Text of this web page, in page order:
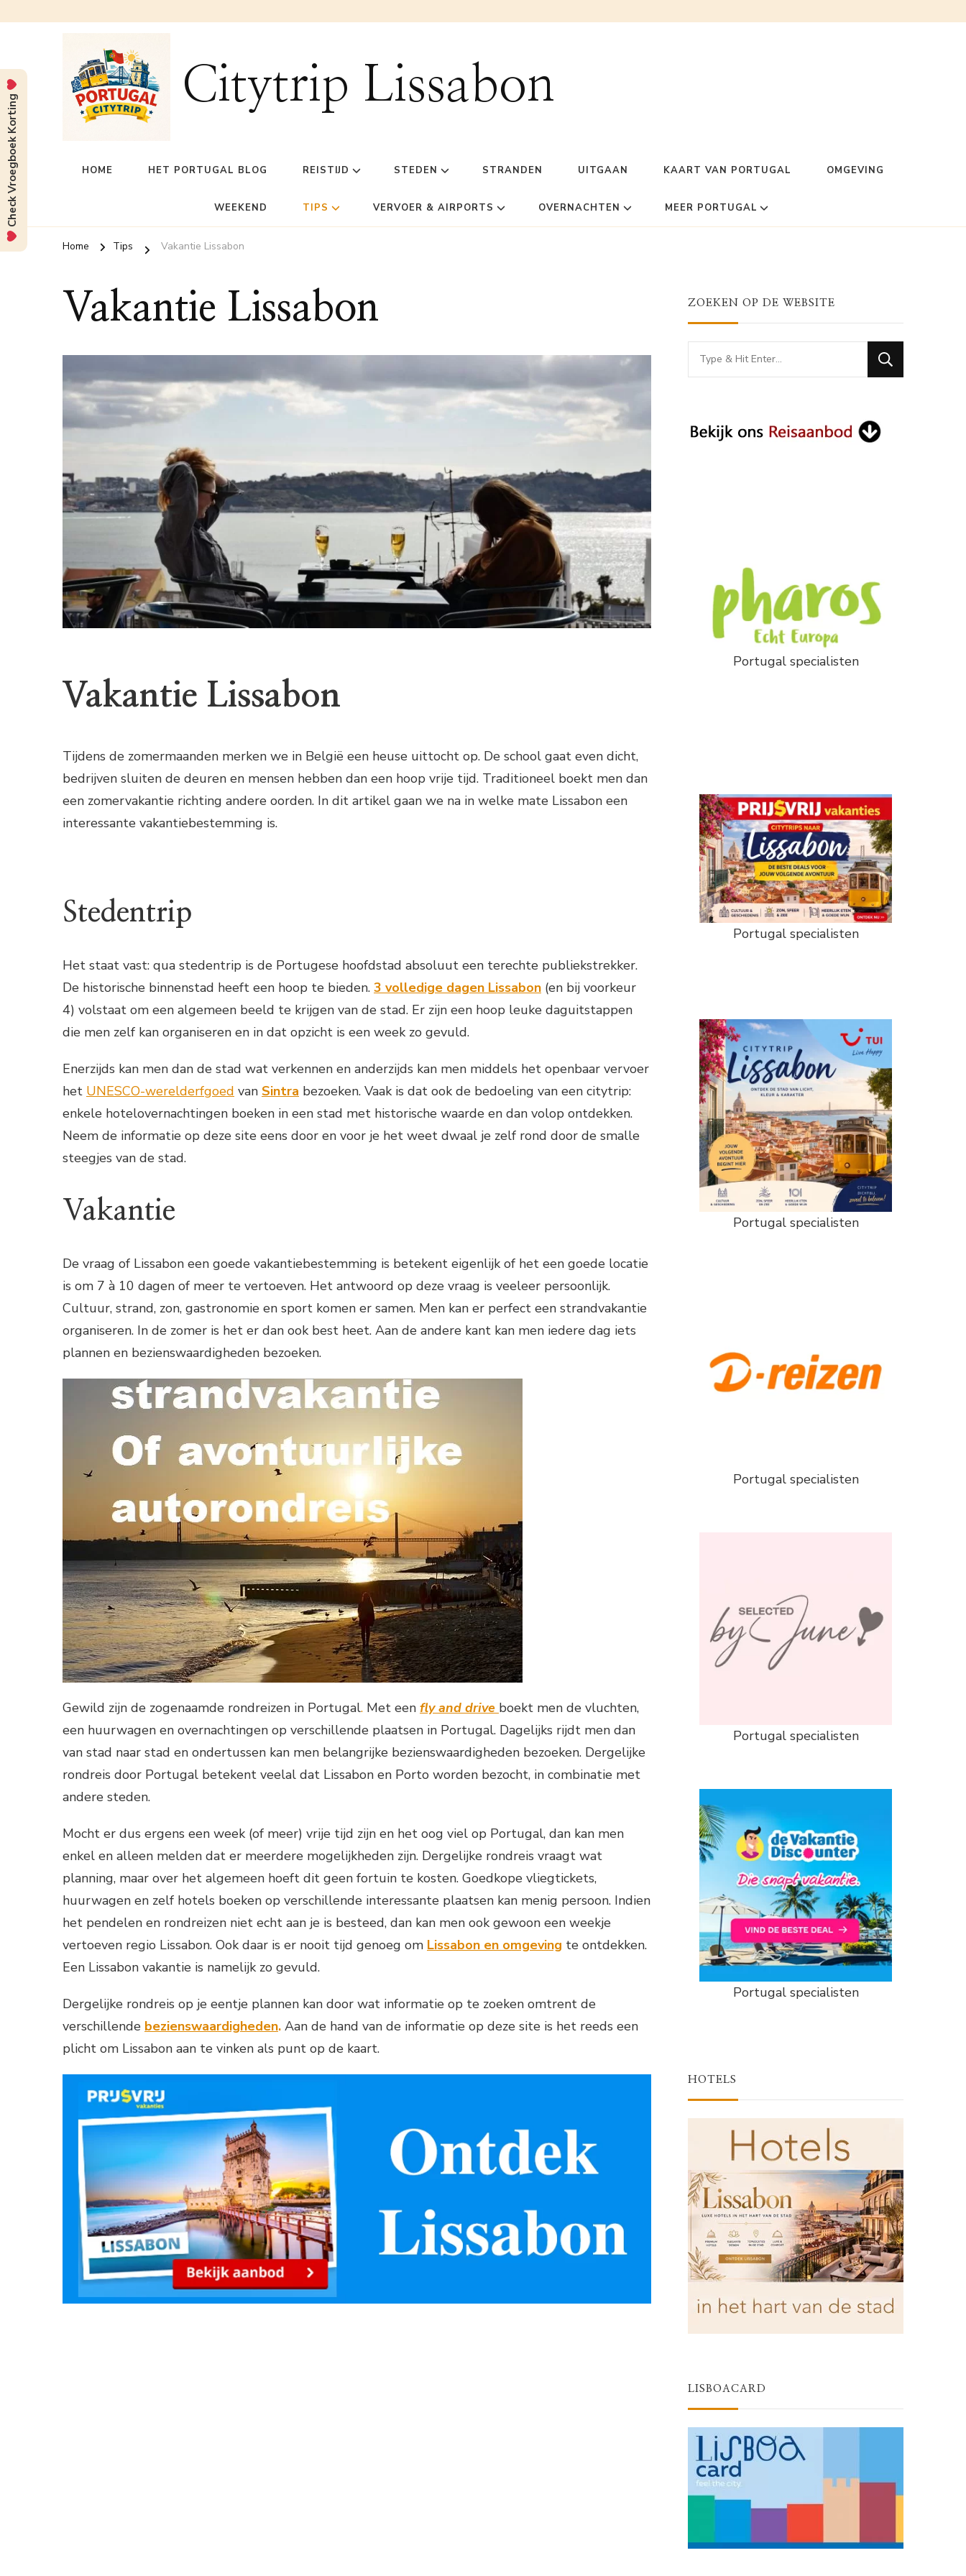
Citytrip Lissabon
HOME HET PORTUGAL BLOG REISTIJD STEDEN STRANDEN UITGAAN KAART VAN PORTUGAL OMGEVING
WEEKEND TIPS VERVOER & AIRPORTS OVERNACHTEN MEER PORTUGAL
Home Tips Vakantie Lissabon
Vakantie Lissabon
Vakantie Lissabon
Tijdens de zomermaanden merken we in België een heuse uittocht op. De school gaat even dicht,
bedrijven sluiten de deuren en mensen hebben dan een hoop vrije tijd. Traditioneel boekt men dan
een zomervakantie richting andere oorden. In dit artikel gaan we na in welke mate Lissabon een
interessante vakantiebestemming is.
Stedentrip
Het staat vast: qua stedentrip is de Portugese hoofdstad absoluut een terechte publiekstrekker.
De historische binnenstad heeft een hoop te bieden. 3 volledige dagen Lissabon (en bij voorkeur
4) volstaat om een algemeen beeld te krijgen van de stad. Er zijn een hoop leuke daguitstappen
die men zelf kan organiseren en in dat opzicht is een week zo gevuld.
Enerzijds kan men dan de stad wat verkennen en anderzijds kan men middels het openbaar vervoer
het UNESCO-werelderfgoed van Sintra bezoeken. Vaak is dat ook de bedoeling van een citytrip:
enkele hotelovernachtingen boeken in een stad met historische waarde en dan volop ontdekken.
Neem de informatie op deze site eens door en voor je het weet dwaal je zelf rond door de smalle
steegjes van de stad.
Vakantie
De vraag of Lissabon een goede vakantiebestemming is betekent eigenlijk of het een goede locatie
is om 7 à 10 dagen of meer te vertoeven. Het antwoord op deze vraag is veeleer persoonlijk.
Cultuur, strand, zon, gastronomie en sport komen er samen. Men kan er perfect een strandvakantie
organiseren. In de zomer is het er dan ook best heet. Aan de andere kant kan men iedere dag iets
plannen en bezienswaardigheden bezoeken.
Gewild zijn de zogenaamde rondreizen in Portugal. Met een fly and drive boekt men de vluchten,
een huurwagen en overnachtingen op verschillende plaatsen in Portugal. Dagelijks rijdt men dan
van stad naar stad en ondertussen kan men belangrijke bezienswaardigheden bezoeken. Dergelijke
rondreis door Portugal betekent veelal dat Lissabon en Porto worden bezocht, in combinatie met
andere steden.
Mocht er dus ergens een week (of meer) vrije tijd zijn en het oog viel op Portugal, dan kan men
enkel en alleen melden dat er meerdere mogelijkheden zijn. Dergelijke rondreis vraagt wat
planning, maar over het algemeen hoeft dit geen fortuin te kosten. Goedkope vliegtickets,
huurwagen en zelf hotels boeken op verschillende interessante plaatsen kan menig persoon. Indien
het pendelen en rondreizen niet echt aan je is besteed, dan kan men ook gewoon een weekje
vertoeven regio Lissabon. Ook daar is er nooit tijd genoeg om Lissabon en omgeving te ontdekken.
Een Lissabon vakantie is namelijk zo gevuld.
Dergelijke rondreis op je eentje plannen kan door wat informatie op te zoeken omtrent de
verschillende bezienswaardigheden. Aan de hand van de informatie op deze site is het reeds een
plicht om Lissabon aan te vinken als punt op de kaart.
ZOEKEN OP DE WEBSITE
Looking
for
Portugal specialisten
Portugal specialisten
Portugal specialisten
Portugal specialisten
Portugal specialisten
Portugal specialisten
HOTELS
LISBOACARD
Check Vroegboek Korting